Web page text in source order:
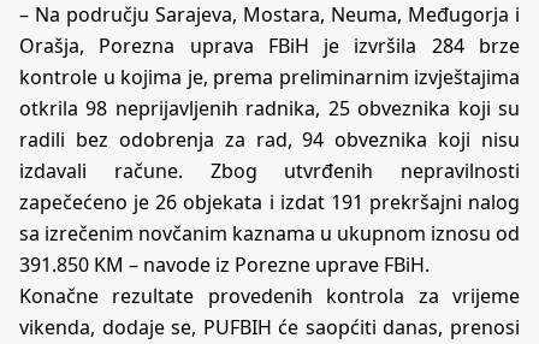
– Na području Sarajeva, Mostara, Neuma, Međugorja i
Orašja, Porezna uprava FBiH je izvršila 284 brze
kontrole u kojima je, prema preliminarnim izvještajima
otkrila 98 neprijavljenih radnika, 25 obveznika koji su
radili bez odobrenja za rad, 94 obveznika koji nisu
izdavali račune. Zbog utvrđenih nepravilnosti
zapečećeno je 26 objekata i izdat 191 prekršajni nalog
sa izrečenim novčanim kaznama u ukupnom iznosu od
391.850 KM – navode iz Porezne uprave FBiH.
Konačne rezultate provedenih kontrola za vrijeme
vikenda, dodaje se, PUFBIH će saopćiti danas, prenosi